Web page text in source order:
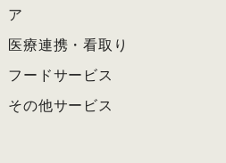
ア
医療連携・看取り
フードサービス
その他サービス